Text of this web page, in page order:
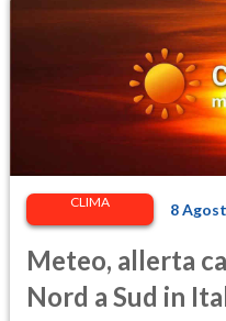
CLIMA 8
Meteo, allerta
Nord a Sud in